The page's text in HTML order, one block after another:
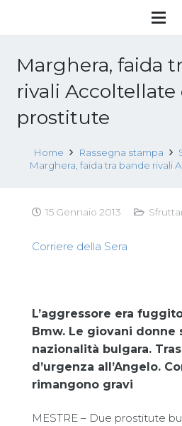
Marghera, faida
rivali Accoltellate
prostitute
Home Rassegna stampa
Marghera, faida tra bande rivali
15 Gennaio 2013
Corriere della Sera
L’aggressore era
Bmw. Le giovani donne
nazionalità bulgara.
d’urgenza all’Angelo.
rimangono gravi
MESTRE – Due prostitute